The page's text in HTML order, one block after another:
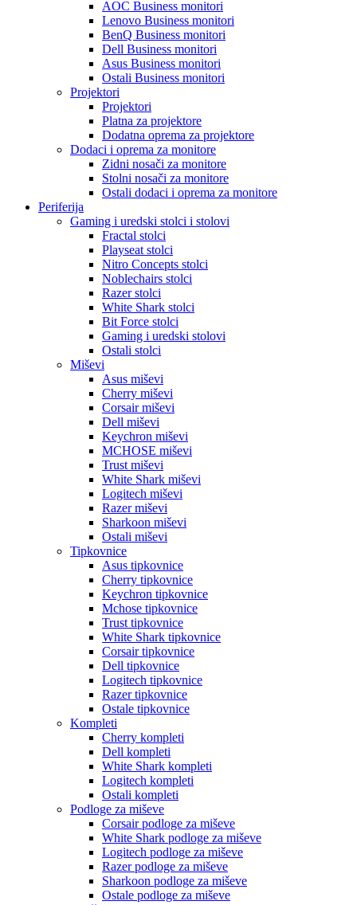
AOC Business monitori
Lenovo Business monitori
BenQ Business monitori
Dell Business monitori
Asus Business monitori
Ostali Business monitori
Projektori
Projektori
Platna za projektore
Dodatna oprema za projektore
Dodaci i oprema za monitore
Zidni nosači za monitore
Stolni nosači za monitore
Ostali dodaci i oprema za monitore
Periferija
Gaming i uredski stolci i stolovi
Fractal stolci
Playseat stolci
Nitro Concepts stolci
Noblechairs stolci
Razer stolci
White Shark stolci
Bit Force stolci
Gaming i uredski stolovi
Ostali stolci
Miševi
Asus miševi
Cherry miševi
Corsair miševi
Dell miševi
Keychron miševi
MCHOSE miševi
Trust miševi
White Shark miševi
Logitech miševi
Razer miševi
Sharkoon miševi
Ostali miševi
Tipkovnice
Asus tipkovnice
Cherry tipkovnice
Keychron tipkovnice
Mchose tipkovnice
Trust tipkovnice
White Shark tipkovnice
Corsair tipkovnice
Dell tipkovnice
Logitech tipkovnice
Razer tipkovnice
Ostale tipkovnice
Kompleti
Cherry kompleti
Dell kompleti
White Shark kompleti
Logitech kompleti
Ostali kompleti
Podloge za miševe
Corsair podloge za miševe
White Shark podloge za miševe
Logitech podloge za miševe
Razer podloge za miševe
Sharkoon podloge za miševe
Ostale podloge za miševe